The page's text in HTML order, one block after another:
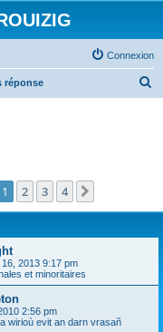
Connexion
réponse
c
1 2 3 4
2013 9:17 pm
et minoritaires
2:56 pm
wirioù evit an darn vrasañ